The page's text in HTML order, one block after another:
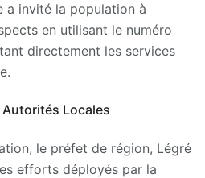
a invité la population à
en utilisant le numéro
directement les services
Locales
le préfet de région, Légré
efforts déployés par la